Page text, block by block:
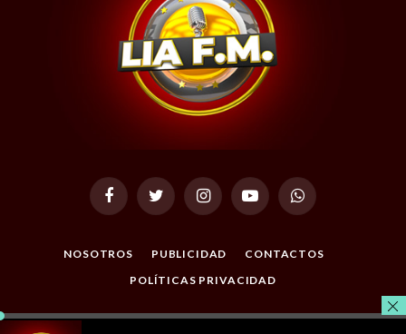
FacebookTwitter InstagramYouTubeWhatsApp
NOSOTROS PUBLICIDAD
CONTACTOS
POLÍTICAS PRIVACIDAD
© 2026 Todos los Derechos Reservados. Desarrollado por